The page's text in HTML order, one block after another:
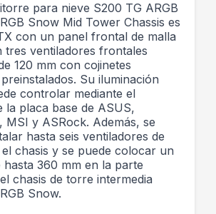
para nieve S200 TG ARGB
Snow Mid Tower Chassis es
con un panel frontal de malla
tres ventiladores frontales
120 mm con cojinetes
Su iluminación
controlar mediante el
la placa base de ASUS,
MSI y ASRock. Además, se
hasta seis ventiladores de
chasis y se puede colocar un
hasta 360 mm en la parte
chasis de torre intermedia
Snow.